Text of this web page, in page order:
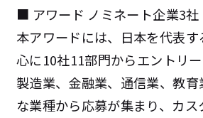
■ アワード ノミネート企業3社
本アワードには、日本を代表
心に10社11部門からエントリー
製造業、金融業、通信業、教
な業種から応募が集まり、カ